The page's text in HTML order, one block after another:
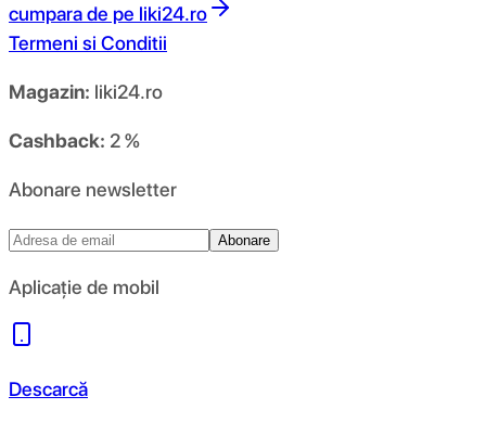
cumpara de pe liki24.ro
Termeni si Conditii
Magazin: liki24.ro
Cashback: 2 %
Abonare newsletter
Abonare
Aplicație de mobil
Descarcă